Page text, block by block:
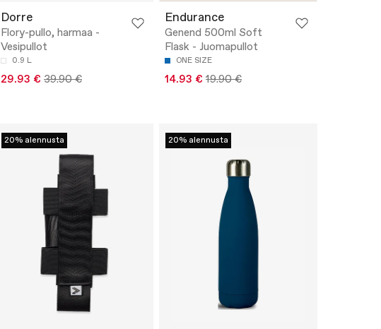
Dorre
Flory-pullo, harmaa -
Vesipullot
0.9 L
29.93 € 39.90 €
Endurance
Genend 500ml Soft
Flask - Juomapullot
ONE SIZE
14.93 € 19.90 €
20% alennusta 20% alennusta